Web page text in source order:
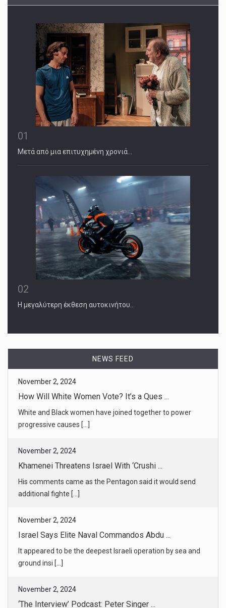
01
Μετά από μια επιτυχημένη χρονιά…
02
Η μεγαλύτερη έκθεση αυτοκινήτου…
NEWS FEED
November 2, 2024
Khamenei Threatens Israel With ‘Crushi ...
His comments came as the Pentagon said it would send
additional fighte [...]
November 2, 2024
Israel Says Elite Naval Commandos Abdu ...
It appeared to be the deepest Israeli operation by sea and
ground insi [...]
November 2, 2024
‘The Interview’ Podcast: Peter Singer ...
The controversial philosopher discusses societal taboos,
Thanksgiving [...]
November 2, 2024
Running the New York City Marathon at ...